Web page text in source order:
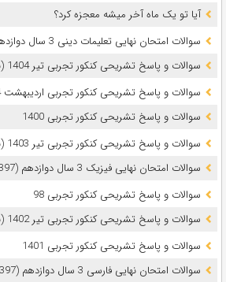
آیا تو یک ماه آخر میشه معجزه کرد؟
سوالات امتحان نهایی تعلیمات دینی 3 سال دوازدهم (1397 تا 1405)
سوالات و پاسخ تشریحی کنکور تجربی تیر 1404 (نوبت دوم)
سوالات و پاسخ تشریحی کنکور تجربی اردیبهشت 1404 (نوبت اول)
سوالات و پاسخ تشریحی کنکور تجربی 1400
سوالات و پاسخ تشریحی کنکور تجربی تیر 1403 (نوبت دوم)
سوالات امتحان نهایی فیزیک 3 سال دوازدهم (1397 تا 1405)
سوالات و پاسخ تشریحی کنکور تجربی 98
سوالات و پاسخ تشریحی کنکور تجربی تیر 1402 (نوبت دوم)
سوالات و پاسخ تشریحی کنکور تجربی 1401
سوالات امتحان نهایی فارسی 3 سال دوازدهم (1397 تا 1405)